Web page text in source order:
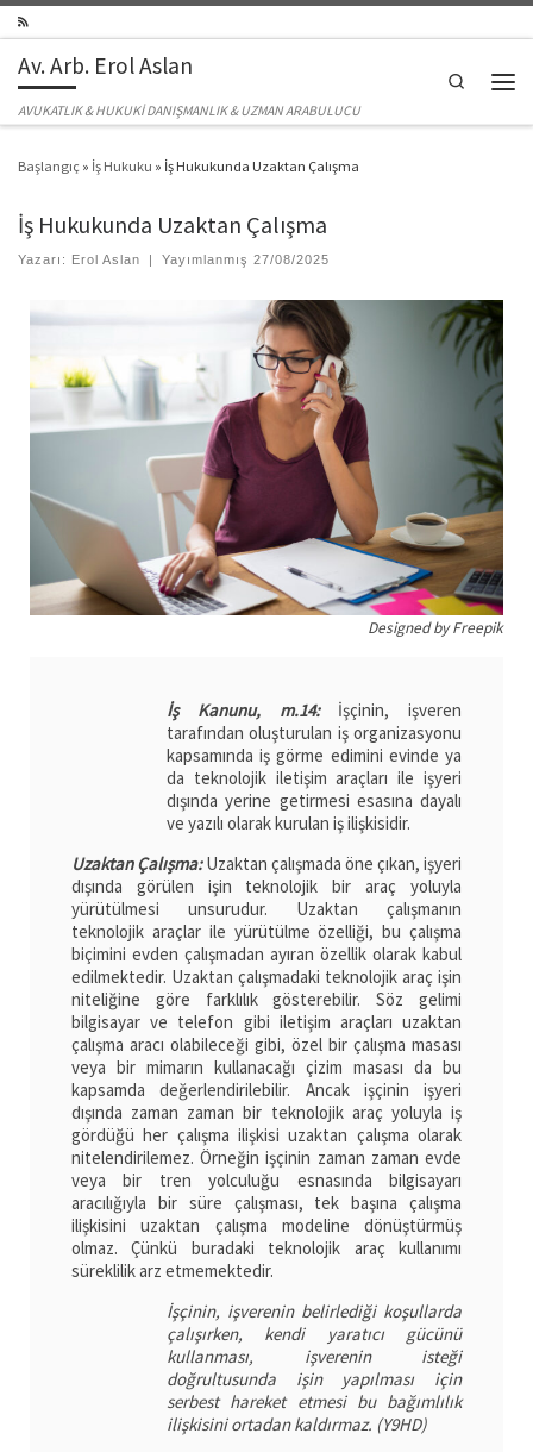
Av. Arb. Erol Aslan
AVUKATLIK & HUKUKİ DANIŞMANLIK & UZMAN ARABULUCU
Search
Başlangıç » İş Hukuku » İş Hukukunda Uzaktan Çalışma
İş Hukukunda Uzaktan Çalışma
Yazarı: Erol Aslan | Yayımlanmış 27/08/2025
Designed by Freepik
İş Kanunu, m.14:İşçinin, işveren
tarafından oluşturulan iş organizasyonu
kapsamında iş görme edimini evinde ya
da teknolojik iletişim araçları ile işyeri
dışında yerine getirmesi esasına dayalı
ve yazılı olarak kurulan iş ilişkisidir.
Uzaktan Çalışma:Uzaktan çalışmada öne çıkan, işyeri
dışında görülen işin teknolojik bir araç yoluyla
yürütülmesi unsurudur. Uzaktan çalışmanın
teknolojik araçlar ile yürütülme özelliği, bu çalışma
biçimini evden çalışmadan ayıran özellik olarak kabul
edilmektedir. Uzaktan çalışmadaki teknolojik araç işin
niteliğine göre farklılık gösterebilir. Söz gelimi
bilgisayar ve telefon gibi iletişim araçları uzaktan
çalışma aracı olabileceği gibi, özel bir çalışma masası
veya bir mimarın kullanacağı çizim masası da bu
kapsamda değerlendirilebilir. Ancak işçinin işyeri
dışında zaman zaman bir teknolojik araç yoluyla iş
gördüğü her çalışma ilişkisi uzaktan çalışma olarak
nitelendirilemez. Örneğin işçinin zaman zaman evde
veya bir tren yolculuğu esnasında bilgisayarı
aracılığıyla bir süre çalışması, tek başına çalışma
ilişkisini uzaktan çalışma modeline dönüştürmüş
olmaz. Çünkü buradaki teknolojik araç kullanımı
süreklilik arz etmemektedir.
İşçinin, işverenin belirlediği koşullarda
çalışırken, kendi yaratıcı gücünü
kullanması, işverenin isteği
doğrultusunda işin yapılması için
serbest hareket etmesi bu bağımlılık
ilişkisini ortadan kaldırmaz. (Y9HD)